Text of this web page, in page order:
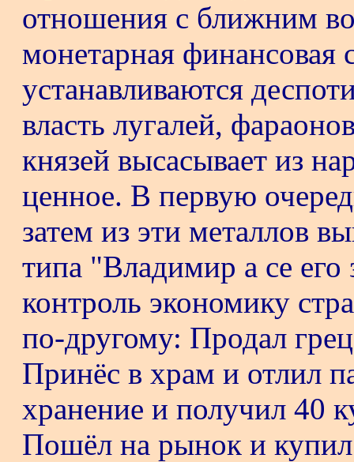
отношения с ближним
монетарная финансовая
устанавливаются
власть лугалей,
князей высасывает из
ценное. В первую
затем из эти металлов
типа "Владимир а се его
контроль экономику
по-другому: Продал
Принёс в храм и отлил
хранение и получил 40
Пошёл на рынок и